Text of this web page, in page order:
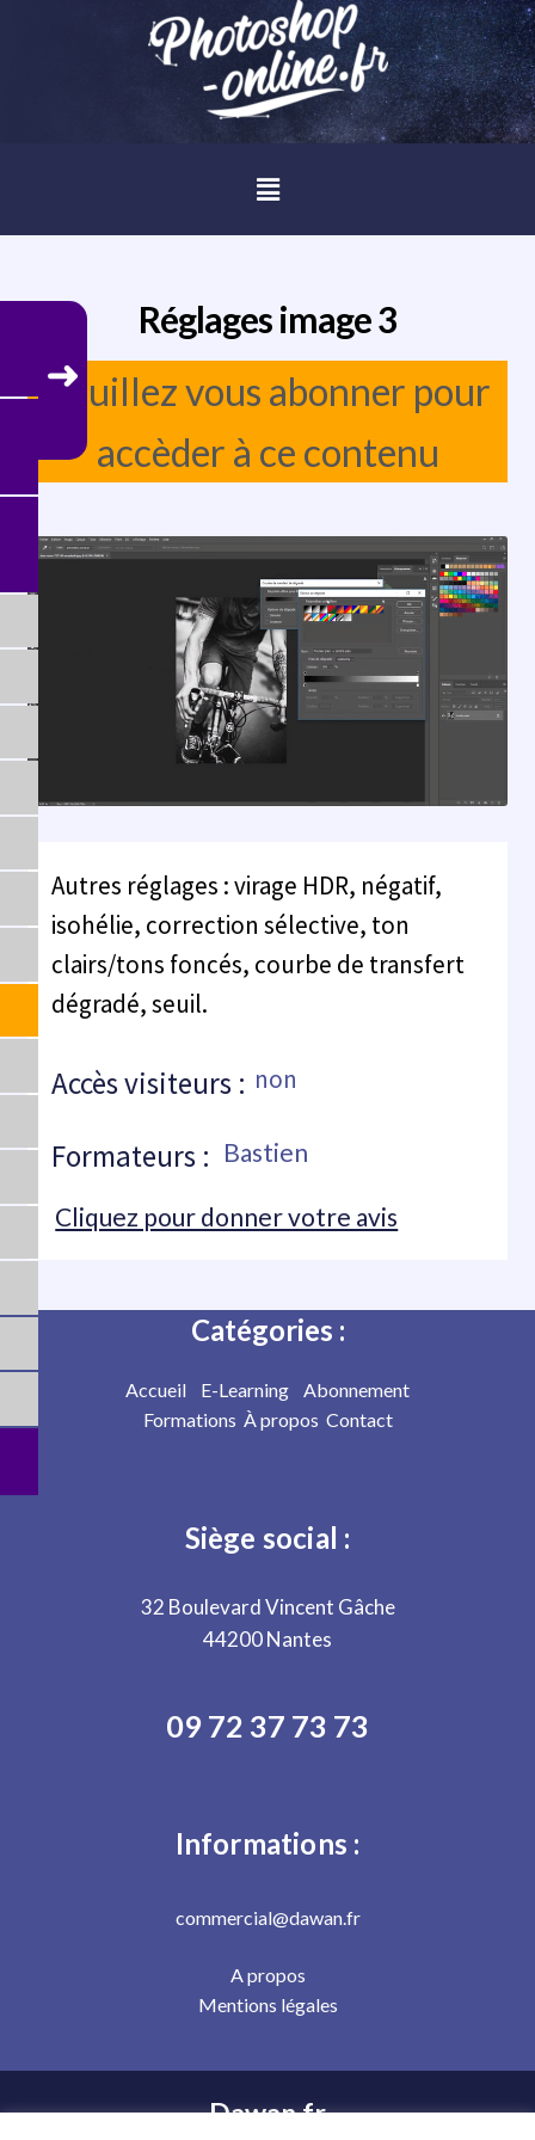
Réglages image 3
Veuillez vous abonner pour
accèder à ce contenu
Autres réglages : virage HDR, négatif,
isohélie, correction sélective, ton
clairs/tons foncés, courbe de transfert
dégradé, seuil.
Accès visiteurs : non
Formateurs : Bastien
Cliquez pour donner votre avis
Catégories :
Accueil E-Learning
Abonnement
Formations À propos Contact
Siège social :
32 Boulevard Vincent Gâche
44200 Nantes
09 72 37 73 73
Informations :
commercial@dawan.fr
A propos
Mentions légales
Dawan.fr